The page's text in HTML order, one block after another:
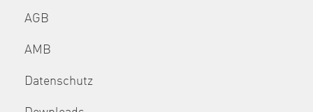
AGB
AMB
Datenschutz